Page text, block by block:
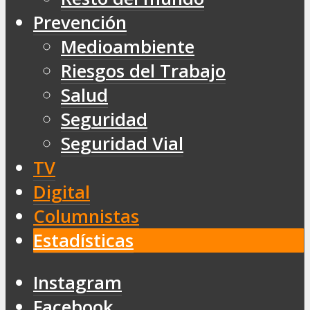
Prevención
Medioambiente
Riesgos del Trabajo
Salud
Seguridad
Seguridad Vial
TV
Digital
Columnistas
Estadísticas
Instagram